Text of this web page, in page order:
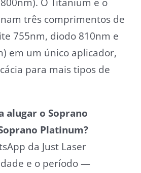
três comprimentos de
755nm, diodo 810nm e
em um único aplicador,
para mais tipos de
alugar o Soprano
Platinum?
da Just Laser
e o período —